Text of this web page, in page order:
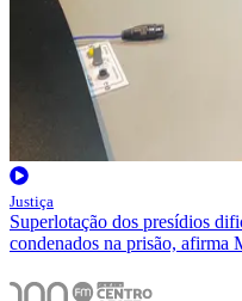
Justiça
Superlotação dos presídios
condenados na prisão, afirma